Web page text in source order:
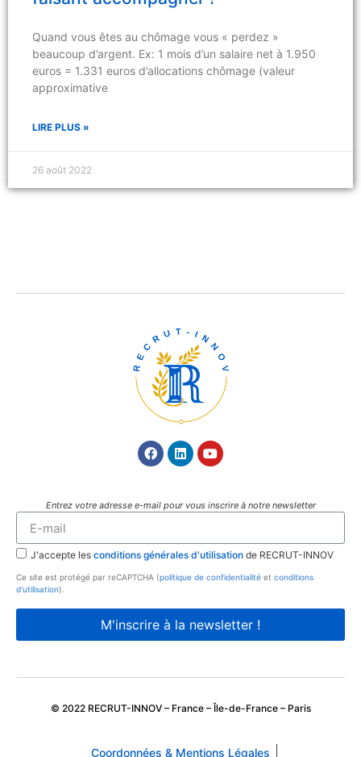
Quand vous êtes au chômage vous « perdez »
beaucoup d’argent. Ex: 1 mois d’un salaire net à 1.950
euros = 1.331 euros d’allocations chômage (valeur
approximative
LIRE PLUS »
26 août 2022
Entrez votre adresse e-mail pour vous inscrire à notre newsletter
J'accepte les conditions générales d'utilisation de RECRUT-INNOV
Ce site est protégé par reCAPTCHA (politique de confidentialité et conditions
d'utilisation).
M'inscrire à la newsletter !
© 2022 RECRUT-INNOV – France – Île-de-France – Paris
Coordonnées & Mentions Légales